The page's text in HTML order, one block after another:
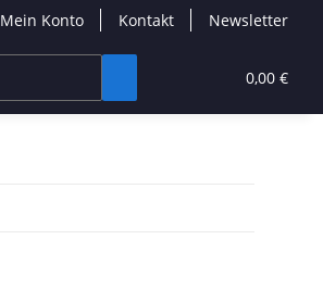
Mein Konto Kontakt Newsletter
0,00 €